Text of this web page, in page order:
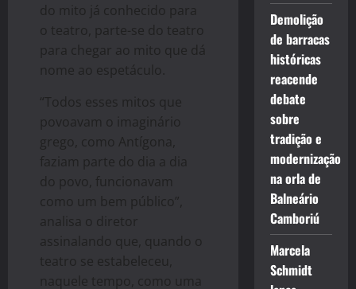
do mito já conhecido para
o teatro, parte-se do teatro
para chegar ao mito que dá
nome ao espetáculo.
“Todos esses mitos que
povoavam o imaginário
grego, como Antígona,
faziam parte do dia a dia
do povo, funcionavam
como um bem público”,
analisa o diretor
assinalando que, quando o
teatro se estabeleceu,
naquele tempo, como uma
Demolição
de barracas
históricas
reacende
debate
sobre
tradição e
modernização
na orla de
Balneário
Camboriú
Marcela
Schmidt